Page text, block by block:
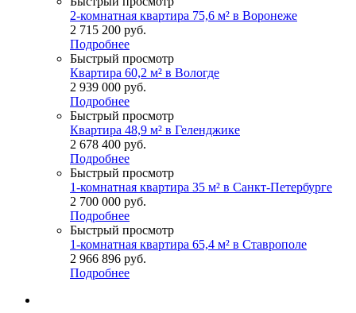
2-комнатная квартира 75,6 м² в Воронеже
2 715 200 руб.
Подробнее
Быстрый просмотр
Квартира 60,2 м² в Вологде
2 939 000 руб.
Подробнее
Быстрый просмотр
Квартира 48,9 м² в Геленджике
2 678 400 руб.
Подробнее
Быстрый просмотр
1-комнатная квартира 35 м² в Санкт-Петербурге
2 700 000 руб.
Подробнее
Быстрый просмотр
1-комнатная квартира 65,4 м² в Ставрополе
2 966 896 руб.
Подробнее